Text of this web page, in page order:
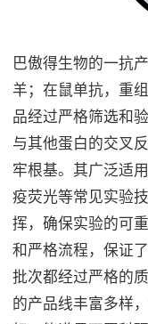
巴傲得生物的一抗
羊；在鼠单抗，重
品经过严格筛选和
与其他蛋白的交叉
牢根基。其广泛适
疫荧光等常见实验
挥，确保实验的可
和严格流程，保证
批次都经过严格的
的产品线丰富多样